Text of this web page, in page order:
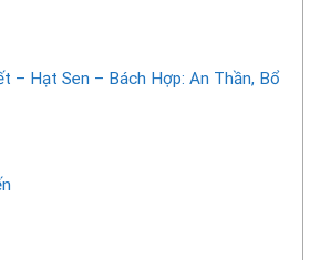
– Hạt Sen – Bách Hợp: An Thần, Bổ